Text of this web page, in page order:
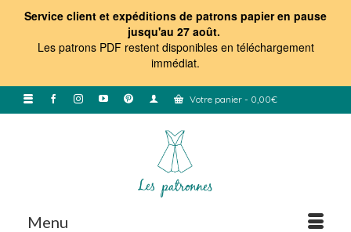
Service client et expéditions de patrons papier en pause
jusqu'au 27 août.
Les patrons PDF restent disponibles en téléchargement
immédiat.
Votre panier - 0,00€
Menu